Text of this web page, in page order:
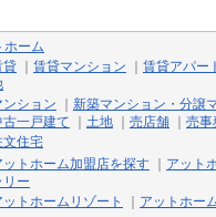
ホーム
貸 賃貸マンション
賃貸アパー
ンション
新築マンション・分譲
古一戸建て
土地 売店舗
売事
文住宅
ットホーム加盟店を探す
アット
リー
ットホームリゾート アットホー